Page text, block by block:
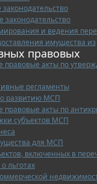
законодательство
и ведения
имущества из
правовые акты по
регламенты
развитию МСП
правовые акты по
субъектов МСП
для МСП
включенных в
льготах
правовых